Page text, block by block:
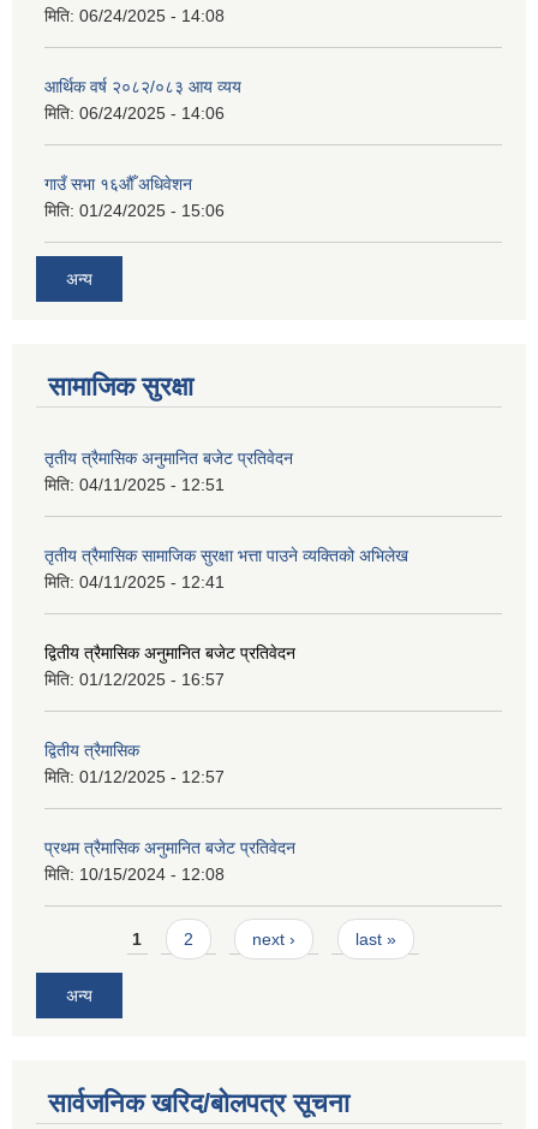
मिति: 06/24/2025 - 14:08
आर्थिक वर्ष २०८२/०८३ आय व्यय
मिति: 06/24/2025 - 14:06
गाउँ सभा १६औँ अधिवेशन
मिति: 01/24/2025 - 15:06
अन्य
सामाजिक सुरक्षा
तृतीय त्रैमासिक अनुमानित बजेट प्रतिवेदन
मिति: 04/11/2025 - 12:51
तृतीय त्रैमासिक सामाजिक सुरक्षा भत्ता पाउने व्यक्तिको अभिलेख
मिति: 04/11/2025 - 12:41
द्वितीय त्रैमासिक अनुमानित बजेट प्रतिवेदन
मिति: 01/12/2025 - 16:57
द्वितीय त्रैमासिक
मिति: 01/12/2025 - 12:57
प्रथम त्रैमासिक अनुमानित बजेट प्रतिवेदन
मिति: 10/15/2024 - 12:08
Pages1 2 next › last »
अन्य
सार्वजनिक खरिद/बोलपत्र सूचना